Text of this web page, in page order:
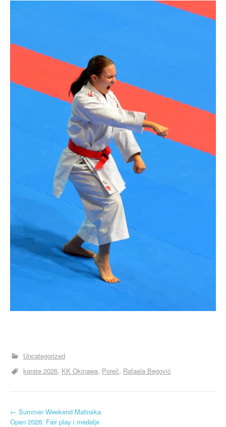
Uncategorized
karate 2026 KK Okinawa Poreč Rafaela Begović
N
← Summer Weekend Malinska
Open 2026: Fair play i medalje